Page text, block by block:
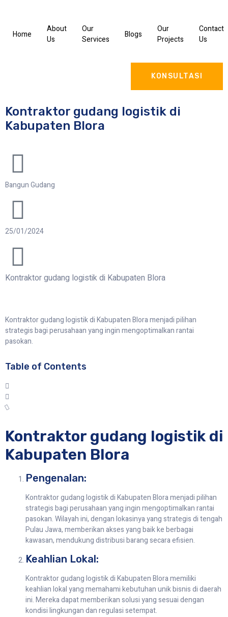
Home
About
Us
Our
Services
Blogs
Our
Projects
Contact
Us
KONSULTASI
Kontraktor gudang logistik di
Kabupaten Blora
Bangun Gudang
25/01/2024
Kontraktor gudang logistik di Kabupaten Blora
Kontraktor gudang logistik di Kabupaten Blora menjadi pilihan
strategis bagi perusahaan yang ingin mengoptimalkan rantai
pasokan.
Table of Contents
Kontraktor gudang logistik di
Kabupaten Blora
Pengenalan:
Kontraktor gudang logistik di Kabupaten Blora menjadi pilihan
strategis bagi perusahaan yang ingin mengoptimalkan rantai
pasokan. Wilayah ini, dengan lokasinya yang strategis di tengah
Pulau Jawa, memberikan akses yang baik ke berbagai
kawasan, mendukung distribusi barang secara efisien.
Keahlian Lokal:
Kontraktor gudang logistik di Kabupaten Blora memiliki
keahlian lokal yang memahami kebutuhan unik bisnis di daerah
ini. Mereka dapat memberikan solusi yang sesuai dengan
kondisi lingkungan dan regulasi setempat.